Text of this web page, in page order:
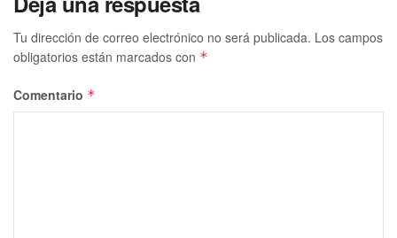
Tu dirección de correo electrónico no será publicada. Los campos
obligatorios están marcados con *
Comentario *